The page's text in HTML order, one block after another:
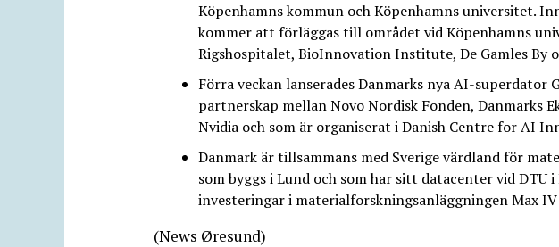
Köpenhamns kommun och Köpenhamns universitet.
kommer att förläggas till området vid Köpenhamns
Rigshospitalet, BioInnovation Institute, De Gamles By
Förra veckan lanserades Danmarks nya AI-
partnerskap mellan Novo Nordisk Fonden, Danmarks
Nvidia och som är organiserat i Danish Centre for AI
Danmark är tillsammans med Sverige värdland för
som byggs i Lund och som har sitt datacenter vid DTU
investeringar i materialforskningsanläggningen Max
(News Øresund)